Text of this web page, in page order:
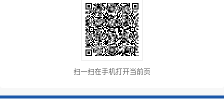
扫一扫在手机打开当前页